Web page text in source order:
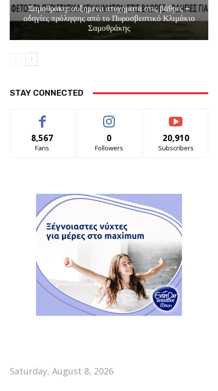
Σαμοθράκη: αυξημένα ατυχήματα στις βάθρες –
οδηγίες πρόληψης από το Πυροσβεστικό Κλιμάκιο
Σαμοθράκης
STAY CONNECTED
8,567
Fans
0
Followers
20,910
Subscribers
Saturday, August 8, 2026